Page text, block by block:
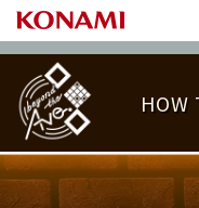
HOW
PLAY DATA